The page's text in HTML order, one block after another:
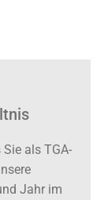
als TGA-
Jahr im